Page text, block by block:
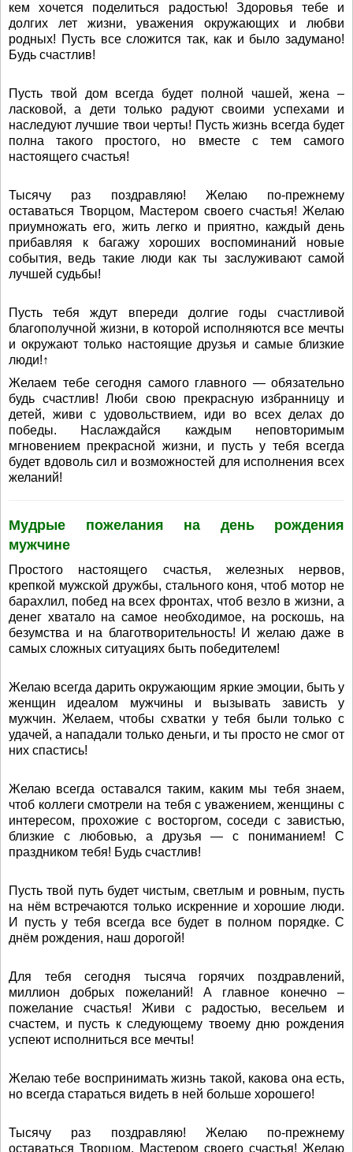
кем хочется поделиться радостью! Здоровья тебе и
долгих лет жизни, уважения окружающих и любви
родных! Пусть все сложится так, как и было задумано!
Будь счастлив!
Пусть твой дом всегда будет полной чашей, жена –
ласковой, а дети только радуют своими успехами и
наследуют лучшие твои черты! Пусть жизнь всегда будет
полна такого простого, но вместе с тем самого
настоящего счастья!
Тысячу раз поздравляю! Желаю по-прежнему
оставаться Творцом, Мастером своего счастья! Желаю
приумножать его, жить легко и приятно, каждый день
прибавляя к багажу хороших воспоминаний новые
события, ведь такие люди как ты заслуживают самой
лучшей судьбы!
Пусть тебя ждут впереди долгие годы счастливой
благополучной жизни, в которой исполняются все мечты
и окружают только настоящие друзья и самые близкие
люди!↑
Желаем тебе сегодня самого главного — обязательно
будь счастлив! Люби свою прекрасную избранницу и
детей, живи с удовольствием, иди во всех делах до
победы. Наслаждайся каждым неповторимым
мгновением прекрасной жизни, и пусть у тебя всегда
будет вдоволь сил и возможностей для исполнения всех
желаний!
Мудрые пожелания на день рождения
мужчине
Простого настоящего счастья, железных нервов,
крепкой мужской дружбы, стального коня, чтоб мотор не
барахлил, побед на всех фронтах, чтоб везло в жизни, а
денег хватало на самое необходимое, на роскошь, на
безумства и на благотворительность! И желаю даже в
самых сложных ситуациях быть победителем!
Желаю всегда дарить окружающим яркие эмоции, быть у
женщин идеалом мужчины и вызывать зависть у
мужчин. Желаем, чтобы схватки у тебя были только с
удачей, а нападали только деньги, и ты просто не смог от
них спастись!
Желаю всегда оставался таким, каким мы тебя знаем,
чтоб коллеги смотрели на тебя с уважением, женщины с
интересом, прохожие с восторгом, соседи с завистью,
близкие с любовью, а друзья — с пониманием! С
праздником тебя! Будь счастлив!
Пусть твой путь будет чистым, светлым и ровным, пусть
на нём встречаются только искренние и хорошие люди.
И пусть у тебя всегда все будет в полном порядке. С
днём рождения, наш дорогой!
Для тебя сегодня тысяча горячих поздравлений,
миллион добрых пожеланий! А главное конечно –
пожелание счастья! Живи с радостью, весельем и
счастем, и пусть к следующему твоему дню рождения
успеют исполниться все мечты!
Желаю тебе воспринимать жизнь такой, какова она есть,
но всегда стараться видеть в ней больше хорошего!
Тысячу раз поздравляю! Желаю по-прежнему
оставаться Творцом, Мастером своего счастья! Желаю